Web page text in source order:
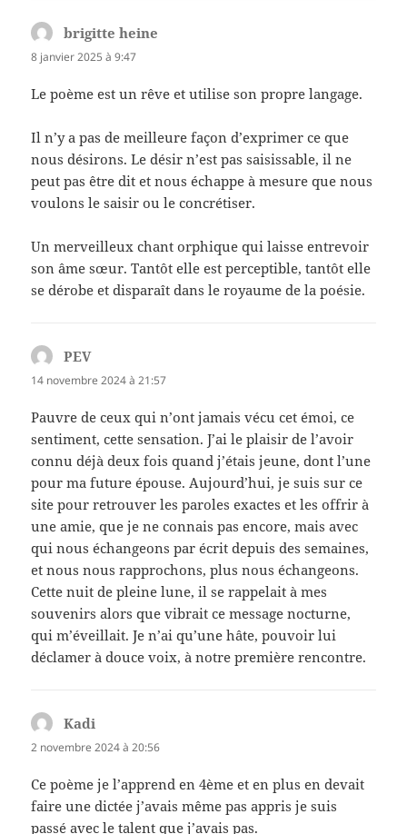
brigitte heine
8 janvier 2025 à 9:47
Le poème est un rêve et utilise son propre langage.
Il n’y a pas de meilleure façon d’exprimer ce que
nous désirons. Le désir n’est pas saisissable, il ne
peut pas être dit et nous échappe à mesure que nous
voulons le saisir ou le concrétiser.
Un merveilleux chant orphique qui laisse entrevoir
son âme sœur. Tantôt elle est perceptible, tantôt elle
se dérobe et disparaît dans le royaume de la poésie.
PEVdit :
14 novembre 2024 à 21:57
Pauvre de ceux qui n’ont jamais vécu cet émoi, ce
sentiment, cette sensation. J’ai le plaisir de l’avoir
connu déjà deux fois quand j’étais jeune, dont l’une
pour ma future épouse. Aujourd’hui, je suis sur ce
site pour retrouver les paroles exactes et les offrir à
une amie, que je ne connais pas encore, mais avec
qui nous échangeons par écrit depuis des semaines,
et nous nous rapprochons, plus nous échangeons.
Cette nuit de pleine lune, il se rappelait à mes
souvenirs alors que vibrait ce message nocturne,
qui m’éveillait. Je n’ai qu’une hâte, pouvoir lui
déclamer à douce voix, à notre première rencontre.
Kadi
2 novembre 2024 à 20:56
Ce poème je l’apprend en 4ème et en plus en devait
faire une dictée j’avais même pas appris je suis
passé avec le talent que j’avais pas.